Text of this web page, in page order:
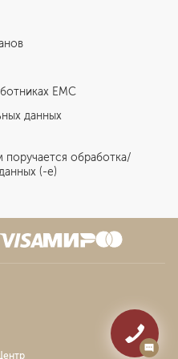
EMC
данных
поручается обработка/
(-е)